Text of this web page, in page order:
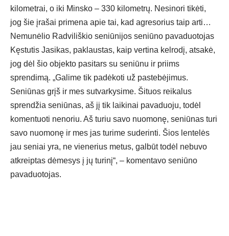
kilometrai, o iki Minsko – 330 kilometrų. Nesinori tikėti,
jog šie įrašai primena apie tai, kad agresorius taip arti…
Nemunėlio Radviliškio seniūnijos seniūno pavaduotojas
Kęstutis Jasikas, paklaustas, kaip vertina kelrodį, atsakė,
jog dėl šio objekto pasitars su seniūnu ir priims
sprendimą. „Galime tik padėkoti už pastebėjimus.
Seniūnas grįš ir mes sutvarkysime. Šituos reikalus
sprendžia seniūnas, aš jį tik laikinai pavaduoju, todėl
komentuoti nenoriu. Aš turiu savo nuomonę, seniūnas turi
savo nuomonę ir mes jas turime suderinti. Šios lentelės
jau seniai yra, ne vienerius metus, galbūt todėl nebuvo
atkreiptas dėmesys į jų turinį“, – komentavo seniūno
pavaduotojas.